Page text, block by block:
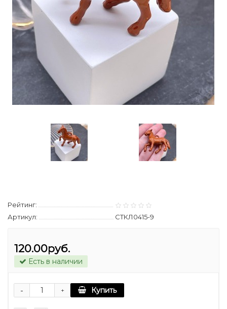
Рейтинг:
Артикул:
СТКЛ0415-9
120.00руб.
Есть в наличии
+
- Купить